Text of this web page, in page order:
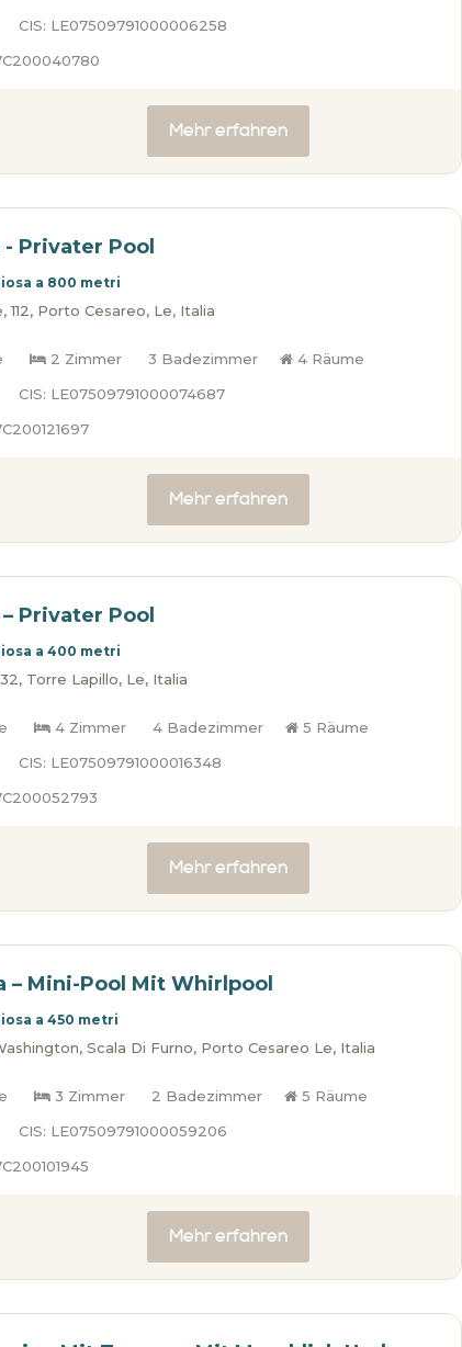
CIS: LE07509791000006258
Mehr erfahren
Privater Pool
a 800 metri
112, Porto Cesareo, Le, Italia
2 Zimmer 3 Badezimmer
4 Räume
CIS: LE07509791000074687
Mehr erfahren
Privater Pool
a 400 metri
Torre Lapillo, Le, Italia
4 Zimmer 4 Badezimmer
5 Räume
CIS: LE07509791000016348
Mehr erfahren
– Mini-Pool Mit Whirlpool
a 450 metri
Scala Di Furno, Porto Cesareo Le, Italia
3 Zimmer 2 Badezimmer
5 Räume
CIS: LE07509791000059206
Mehr erfahren